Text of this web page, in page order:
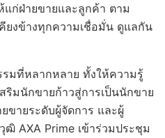
แก่ฝ่ายขายและลูกค้า ตาม
ยงข้างทุกความเชื่อมั่น ดูแลกัน
มที่หลากหลาย ทั้งให้ความรู้
ริมนักขายก้าวสู่การเป็นนักขาย
ขายระดับผู้จัดการ และผู้
AXA Prime เข้าร่วมประชุม